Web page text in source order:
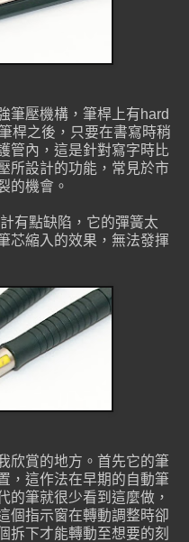
筆壓機構，筆桿上有hard
桿之後，只要在書寫時稍
管內，這是針對寫字時比
所設計的功能，常見於市
的機會。
有點缺陷，它的彈簧太
芯縮入的效果，無法發揮
欣賞的地方。首先它的筆
，這作法在早期的自動筆
的筆就很少看到這麼做，
個指示窗在轉動調整時卻
拆下才能轉動至想要的刻